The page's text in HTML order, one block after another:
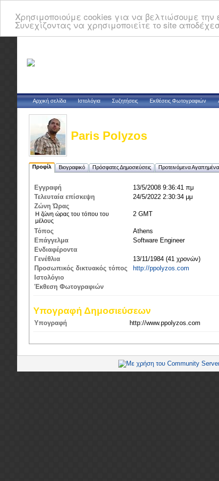
Χρησιμοποιούμε cookies για να βελτιώσουμε
Συνεχίζοντας να χρησιμοποιείτε το site
Αρχική σελίδα Ιστολόγια Συζητήσεις Εκθέσεις Φωτογραφιών
Paris Polyzos
Προφίλ Βιογραφικό Πρόσφατες Δημοσιεύσεις Προτεινόμενα Αγαπημένα
Εγγραφή
13/5/2008 9:36:41 πμ
Τελευταία επίσκεψη
24/5/2022 2:30:34 μμ
Ζώνη Ώρας
Η ζώνη ώρας του τόπου του
μέλους
2 GMT
Τόπος
Athens
Επάγγελμα
Software Engineer
Ενδιαφέροντα
Γενέθλια
13/11/1984 (41 χρονών)
Προσωπικός δικτυακός τόπος
http://ppolyzos.com
Ιστολόγιο
Έκθεση Φωτογραφιών
Υπογραφή Δημοσιεύσεων
Υπογραφή http://www.ppolyzos.com